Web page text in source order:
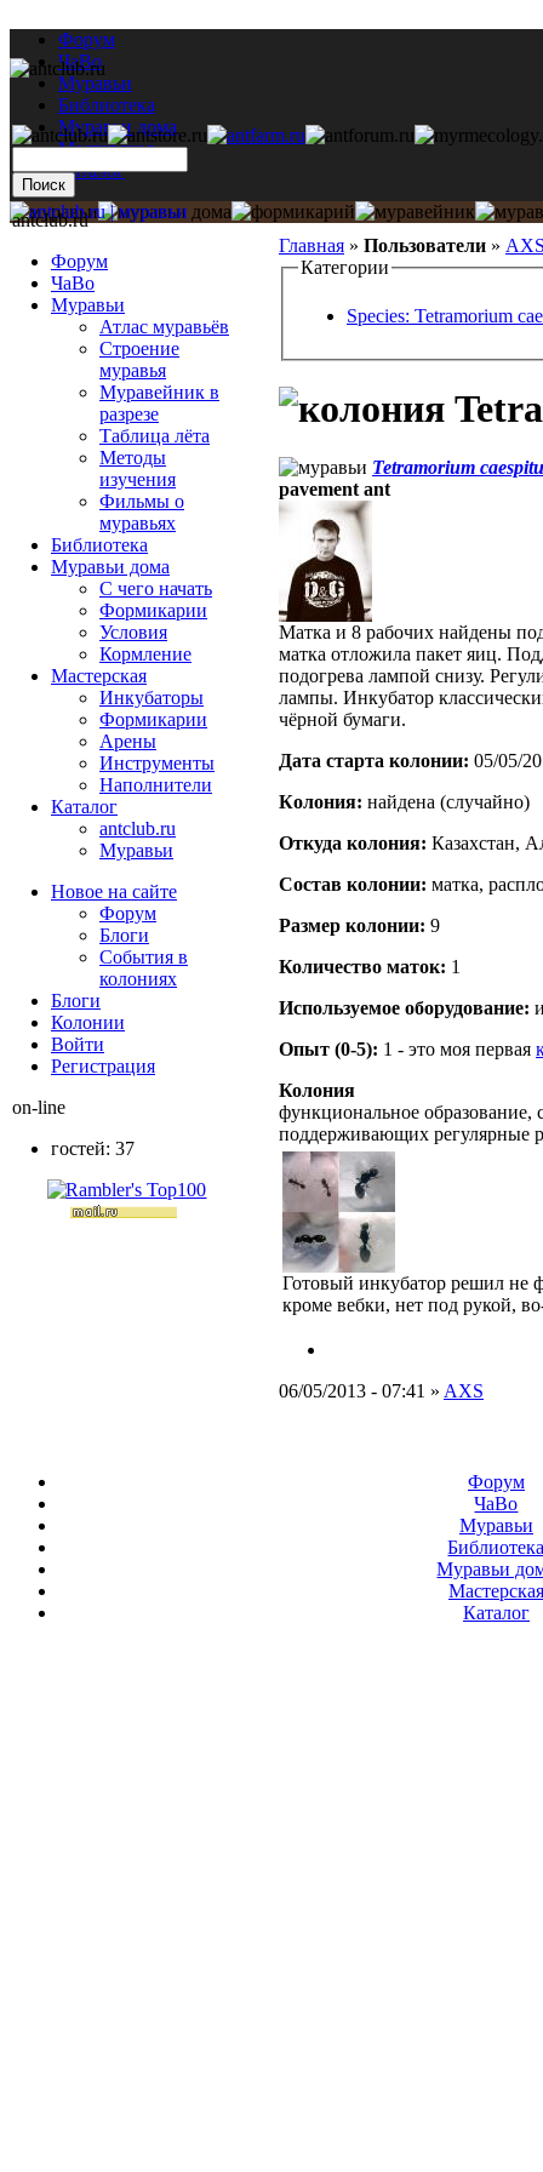
Форум
ЧаВо
Муравьи
Библиотека
Муравьи дома
Мастерская
Каталог
Главная » Пользователи »
Категории
Species: Tetramorium
Tetramorium
pavement ant
Матка и 8 рабочих найдены
матка отложила пакет яиц.
подогрева лампой снизу.
лампы. Инкубатор
чёрной бумаги.
Дата старта кoлонии: 05/05/
Кoлония: найдена (случайно)
Откуда кoлония: Казахстан,
Состав кoлонии: матка,
Размер кoлонии: 9
Количество маток: 1
Используемое оборудование:
Опыт (0-5): 1 - это моя первая
Колония
функциональное образование,
поддерживающих регулярные
Готовый инкубатор решил не
кроме вебки, нет под рукой,
06/05/2013 - 07:41 » AXS
antclub.ru
Форум
ЧаВо
Муравьи
Атлас муравьёв
Строение
муравья
Муравейник в
разрезе
Таблица лёта
Методы
изучения
Фильмы о
муравьях
Библиотека
Муравьи дома
С чего начать
Формикарии
Условия
Кормление
Мастерская
Инкубаторы
Формикарии
Арены
Инструменты
Наполнители
Каталог
antclub.ru
Муравьи
Новое на сайте
Форум
Блоги
События в
колониях
Блоги
Колонии
Войти
Peгиcтpaция
on-line
гостей: 37
Форум
ЧаВо
Муравьи
Муравьи
Мастерская
Каталог